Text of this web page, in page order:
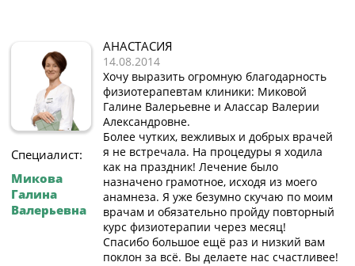
Специалист:
Микова
Галина
Валерьевна
АНАСТАСИЯ
14.08.2014
Хочу выразить огромную благодарность
физиотерапевтам клиники: Миковой
Галине Валерьевне и Алассар Валерии
Александровне.
Более чутких, вежливых и добрых врачей
я не встречала. На процедуры я ходила
как на праздник! Лечение было
назначено грамотное, исходя из моего
анамнеза. Я уже безумно скучаю по моим
врачам и обязательно пройду повторный
курс физиотерапии через месяц!
Спасибо большое ещё раз и низкий вам
поклон за всё. Вы делаете нас счастливее!